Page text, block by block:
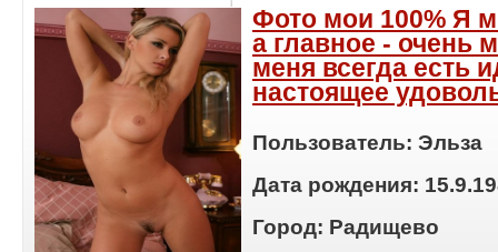
Фото мои 100% Я
а главное - очень
меня всегда есть
настоящее
Пользователь: Эльза
Дата рождения:
Город: Радищево